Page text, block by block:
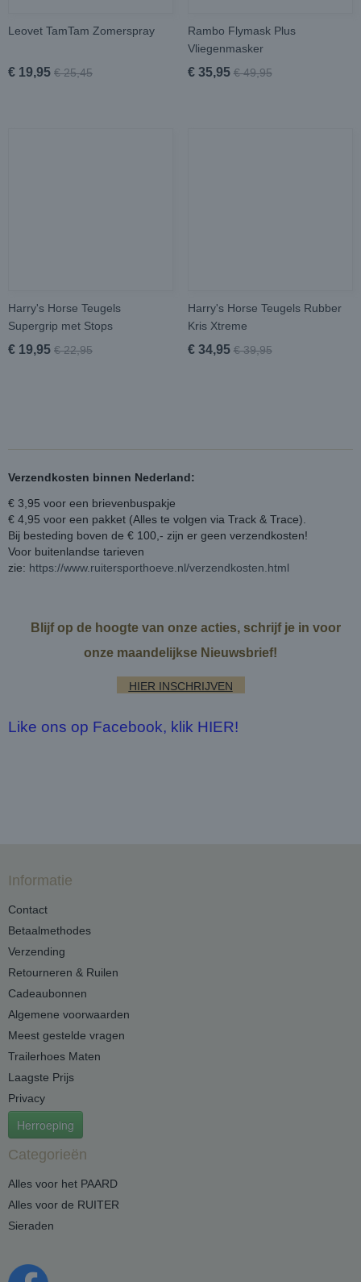
Leovet TamTam Zomerspray
€ 19,95 € 25,45
Rambo Flymask Plus
Vliegenmasker
€ 35,95 € 49,95
Harry's Horse Teugels
Supergrip met Stops
€ 19,95 € 22,95
Harry's Horse Teugels Rubber
Kris Xtreme
€ 34,95 € 39,95
Verzendkosten binnen Nederland:
€ 3,95 voor een brievenbuspakje
€ 4,95 voor een pakket (Alles te volgen via Track & Trace).
Bij besteding boven de € 100,- zijn er geen verzendkosten!
Voor buitenlandse tarieven
zie: https://www.ruitersporthoeve.nl/verzendkosten.html
Blijf op de hoogte van onze acties, schrijf je in voor
onze maandelijkse Nieuwsbrief!
HIER INSCHRIJVEN
Like ons op Facebook, klik HIER!
Informatie
Contact
Betaalmethodes
Verzending
Retourneren & Ruilen
Cadeaubonnen
Algemene voorwaarden
Meest gestelde vragen
Trailerhoes Maten
Laagste Prijs
Privacy
Herroeping
Categorieën
Alles voor het PAARD
Alles voor de RUITER
Sieraden